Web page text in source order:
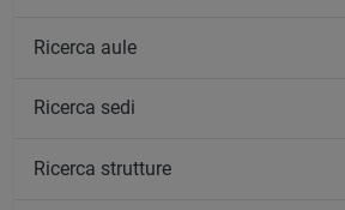
Ricerca aule
Ricerca sedi
Ricerca strutture